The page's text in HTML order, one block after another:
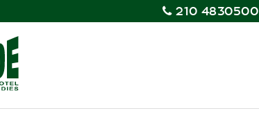
210 4830500